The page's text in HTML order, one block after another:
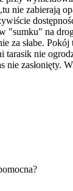
nie zabierają
"sumku" na
za słabe.
tarasik nie
nie zasłonięty.